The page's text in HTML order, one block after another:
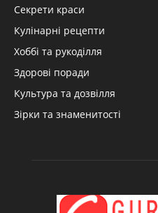
Секрети краси
Кулінарні рецепти
Хоббі та рукоділля
Здорові поради
Культура та дозвілля
Зірки та знаменитості